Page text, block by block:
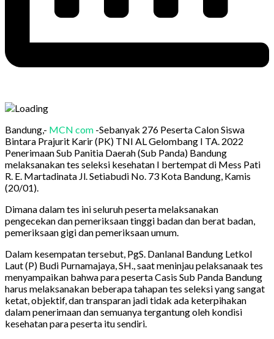
Bandung,- MCN com -Sebanyak 276 Peserta Calon Siswa
Bintara Prajurit Karir (PK) TNI AL Gelombang I TA. 2022
Penerimaan Sub Panitia Daerah (Sub Panda) Bandung
melaksanakan tes seleksi kesehatan I bertempat di Mess Pati
R. E. Martadinata Jl. Setiabudi No. 73 Kota Bandung, Kamis
(20/01).
Dimana dalam tes ini seluruh peserta melaksanakan
pengecekan dan pemeriksaan tinggi badan dan berat badan,
pemeriksaan gigi dan pemeriksaan umum.
Dalam kesempatan tersebut, PgS. Danlanal Bandung Letkol
Laut (P) Budi Purnamajaya, SH., saat meninjau pelaksanaak tes
menyampaikan bahwa para peserta Casis Sub Panda Bandung
harus melaksanakan beberapa tahapan tes seleksi yang sangat
ketat, objektif, dan transparan jadi tidak ada keterpihakan
dalam penerimaan dan semuanya tergantung oleh kondisi
kesehatan para peserta itu sendiri.